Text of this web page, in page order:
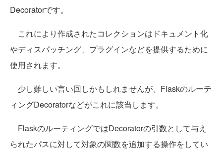
Decoratorです。
これにより作成されたコレクションはドキュメント化
やディスパッチング、プラグインなどを提供するために
使用されます。
少し難しい言い回しかもしれませんが、Flaskのルーテ
ィングDecoratorなどがこれに該当します。
FlaskのルーティングではDecoratorの引数として与え
られたパスに対して対象の関数を追加する操作をしてい